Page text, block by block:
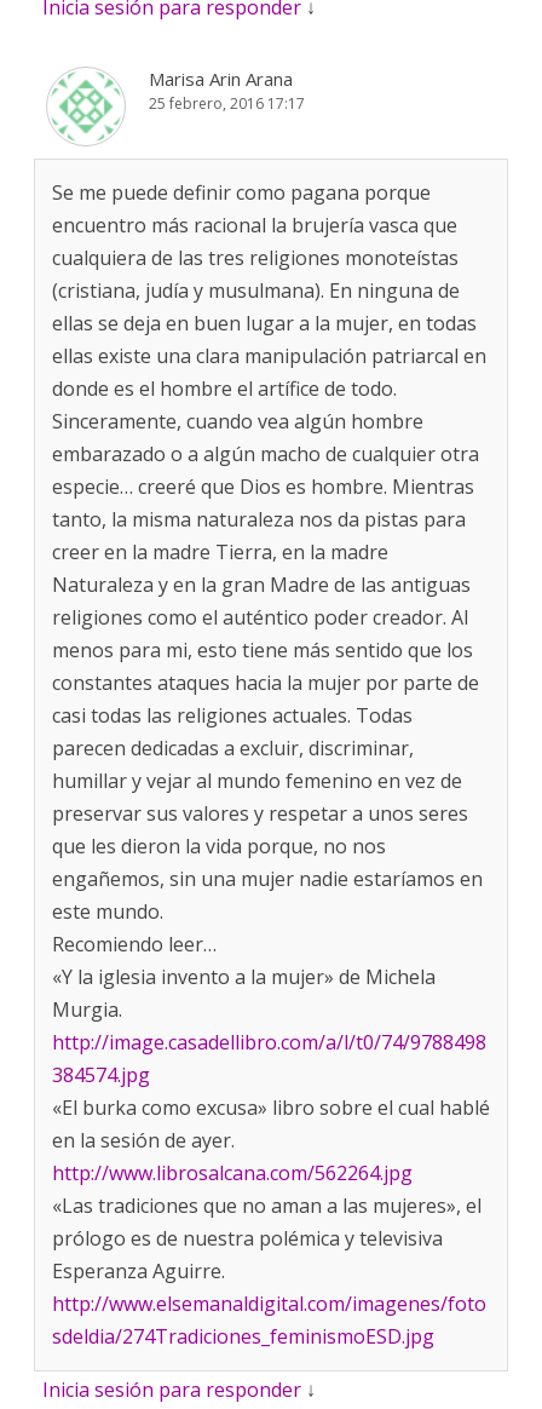
Inicia sesión para responder ↓
Marisa Arin Arana
25 febrero, 2016 17:17
Se me puede definir como pagana porque
encuentro más racional la brujería vasca que
cualquiera de las tres religiones monoteístas
(cristiana, judía y musulmana). En ninguna de
ellas se deja en buen lugar a la mujer, en todas
ellas existe una clara manipulación patriarcal en
donde es el hombre el artífice de todo.
Sinceramente, cuando vea algún hombre
embarazado o a algún macho de cualquier otra
especie… creeré que Dios es hombre. Mientras
tanto, la misma naturaleza nos da pistas para
creer en la madre Tierra, en la madre
Naturaleza y en la gran Madre de las antiguas
religiones como el auténtico poder creador. Al
menos para mi, esto tiene más sentido que los
constantes ataques hacia la mujer por parte de
casi todas las religiones actuales. Todas
parecen dedicadas a excluir, discriminar,
humillar y vejar al mundo femenino en vez de
preservar sus valores y respetar a unos seres
que les dieron la vida porque, no nos
engañemos, sin una mujer nadie estaríamos en
este mundo.
Recomiendo leer…
«Y la iglesia invento a la mujer» de Michela
Murgia.
http://image.casadellibro.com/a/l/t0/74/9788498
384574.jpg
«El burka como excusa» libro sobre el cual hablé
en la sesión de ayer.
http://www.librosalcana.com/562264.jpg
«Las tradiciones que no aman a las mujeres», el
prólogo es de nuestra polémica y televisiva
Esperanza Aguirre.
http://www.elsemanaldigital.com/imagenes/foto
sdeldia/274Tradiciones_feminismoESD.jpg
Inicia sesión para responder ↓